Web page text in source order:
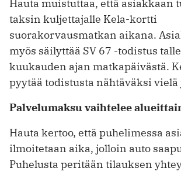
Hauta muistuttaa, että asiakkaan
taksin kuljettajalle Kela-kortti
suorakorvausmatkan aikana.
myös säilyttää SV 67 -todistus
kuukauden ajan matkapäivästä.
pyytää todistusta nähtäväksi
Palvelumaksu vaihtelee
Hauta kertoo, että puhelimessa
ilmoitetaan aika, jolloin auto
Puhelusta peritään tilauksen